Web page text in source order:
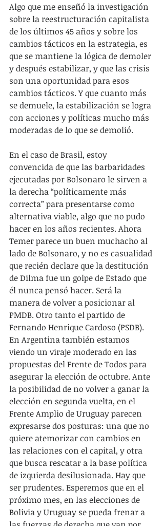
Algo que me enseñó la investigación
sobre la reestructuración capitalista
de los últimos 45 años y sobre los
cambios tácticos en la estrategia, es
que se mantiene la lógica de demoler
y después estabilizar, y que las crisis
son una oportunidad para esos
cambios tácticos. Y que cuanto más
se demuele, la estabilización se logra
con acciones y políticas mucho más
moderadas de lo que se demolió.
En el caso de Brasil, estoy
convencida de que las barbaridades
ejecutadas por Bolsonaro le sirven a
la derecha “políticamente más
correcta” para presentarse como
alternativa viable, algo que no pudo
hacer en los años recientes. Ahora
Temer parece un buen muchacho al
lado de Bolsonaro, y no es casualidad
que recién declare que la destitución
de Dilma fue un golpe de Estado que
él nunca pensó hacer. Será la
manera de volver a posicionar al
PMDB. Otro tanto el partido de
Fernando Henrique Cardoso (PSDB).
En Argentina también estamos
viendo un viraje moderado en las
propuestas del Frente de Todos para
asegurar la elección de octubre. Ante
la posibilidad de no volver a ganar la
elección en segunda vuelta, en el
Frente Amplio de Uruguay parecen
expresarse dos posturas: una que no
quiere atemorizar con cambios en
las relaciones con el capital, y otra
que busca rescatar a la base política
de izquierda desilusionada. Hay que
ser prudentes. Esperemos que en el
próximo mes, en las elecciones de
Bolivia y Uruguay se pueda frenar a